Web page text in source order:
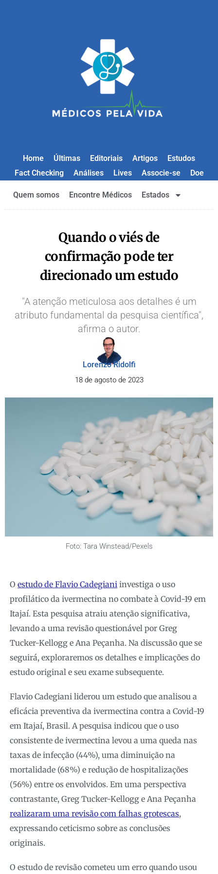
Home Últimas Editoriais Artigos
Estudos
Fact Checking
Análises Lives Associe-se Doe
Quem somos Encontre Médicos Estados
Quando o viés de
confirmação pode ter
direcionado um estudo
"A atenção meticulosa aos detalhes é um
atributo fundamental da pesquisa científica",
afirma o autor.
Lorenzo Ridolfi
18 de agosto de 2023
Foto: Tara Winstead/Pexels
O estudo de Flavio Cadegiani investiga o uso
profilático da ivermectina no combate à Covid-19 em
Itajaí. Esta pesquisa atraiu atenção significativa,
levando a uma revisão questionável por Greg
Tucker-Kellogg e Ana Peçanha. Na discussão que se
seguirá, exploraremos os detalhes e implicações do
estudo original e seu exame subsequente.
Flavio Cadegiani liderou um estudo que analisou a
eficácia preventiva da ivermectina contra a Covid-19
em Itajaí, Brasil. A pesquisa indicou que o uso
consistente de ivermectina levou a uma queda nas
taxas de infecção (44%), uma diminuição na
mortalidade (68%) e redução de hospitalizações
(56%) entre os envolvidos. Em uma perspectiva
contrastante, Greg Tucker-Kellogg e Ana Peçanha
realizaram uma revisão com falhas grotescas,
expressando ceticismo sobre as conclusões
originais.
O estudo de revisão cometeu um erro quando usou